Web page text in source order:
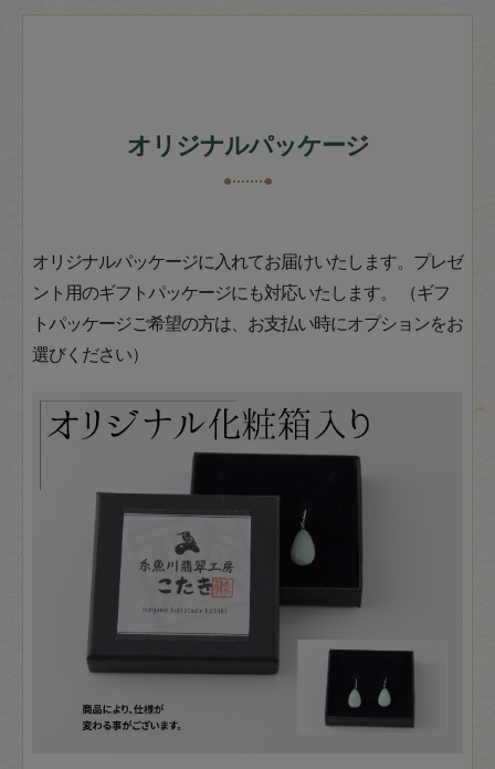
オリジナルパッケージ
オリジナルパッケージに入れてお届けいたします。プレゼ
ント用のギフトパッケージにも対応いたします。 （ギフ
トパッケージご希望の方は、お支払い時にオプションをお
選びください）